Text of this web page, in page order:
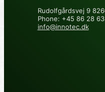
Rudolfgårdsvej 9
Phone: +45 86 28
info@innotec.dk